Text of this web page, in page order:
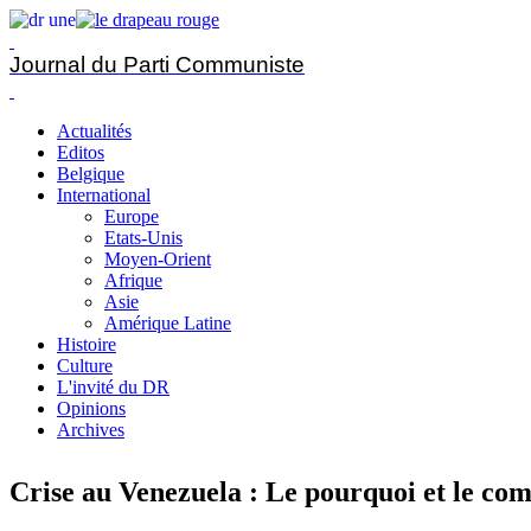
Journal du Parti Communiste
Actualités
Editos
Belgique
International
Europe
Etats-Unis
Moyen-Orient
Afrique
Asie
Amérique Latine
Histoire
Culture
L'invité du DR
Opinions
Archives
Crise au Venezuela : Le pourquoi et le